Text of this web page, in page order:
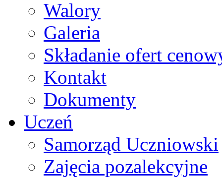
Walory
Galeria
Składanie ofert
Kontakt
Dokumenty
Uczeń
Samorząd Uczniowski
Zajęcia pozalekcyjne